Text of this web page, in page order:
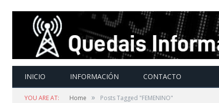
INICIO INFORMACIÓN CONTACTO
YOU ARE AT: Home » Posts Tagged "FEMENINO"